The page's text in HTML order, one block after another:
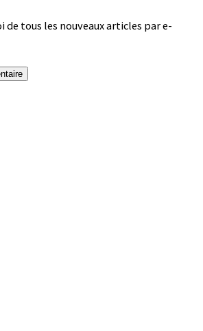
de tous les nouveaux articles par e-